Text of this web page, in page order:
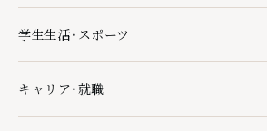
学生生活・スポーツ
学生生活・スポーツの下層ページ一覧を開く
キャリア・就職
キャリア・就職の下層ページ一覧を開く